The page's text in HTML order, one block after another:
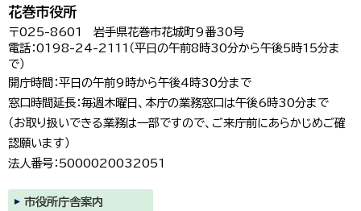
花巻市役所
〒025-8601 岩手県花巻市花城町9番30号
電話：0198-24-2111（平日の午前8時30分から午後5時15分ま
で）
開庁時間：平日の午前9時から午後4時30分まで
窓口時間延長：毎週木曜日、本庁の業務窓口は午後6時30分まで
（お取り扱いできる業務は一部ですので、ご来庁前にあらかじめご確
認願います）
法人番号：5000020032051
市役所庁舎案内